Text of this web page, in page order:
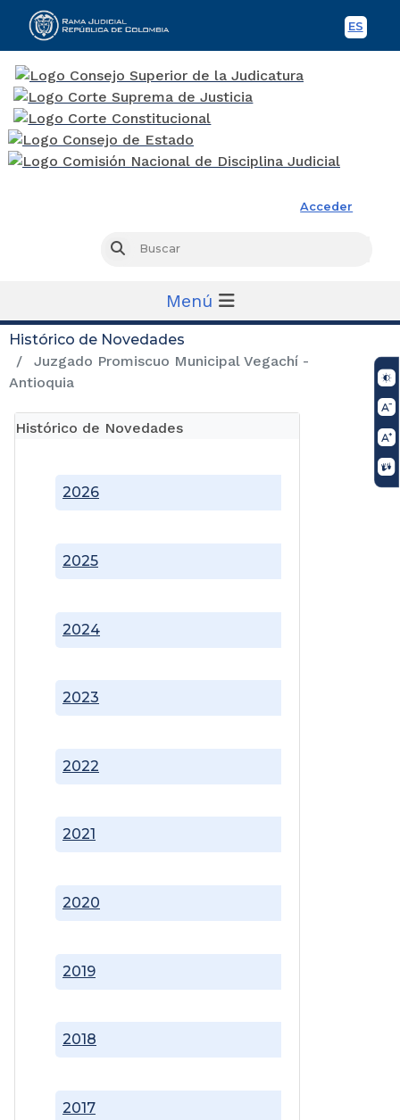
ES
Acceder
Buscar
Menú
Histórico de Novedades
Juzgado Promiscuo Municipal Vegachí -
Antioquia
Histórico de Novedades
2017
2018
2019
2020
2021
2022
2023
2024
2025
2026